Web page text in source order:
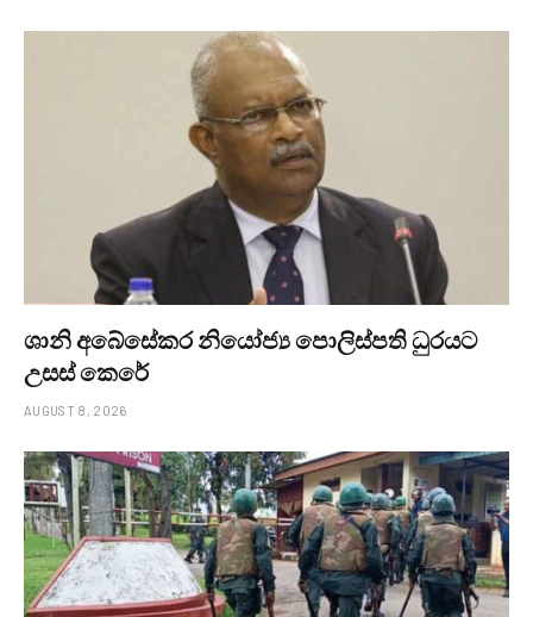
ශානි අබේසේකර නියෝජ්‍ය පොලිස්පති ධුරයට
උසස් කෙරේ
AUGUST 8, 2026